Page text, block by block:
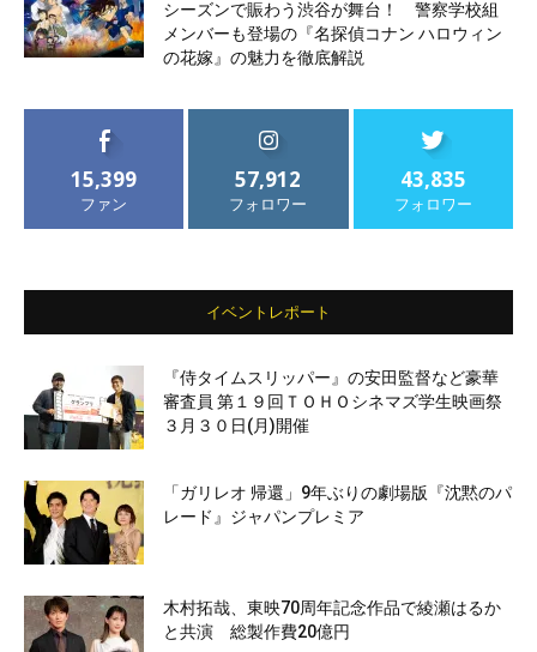
シーズンで賑わう渋谷が舞台！ 警察学校組
メンバーも登場の『名探偵コナン ハロウィン
の花嫁』の魅力を徹底解説
15,399
ファン
57,912
フォロワー
43,835
フォロワー
イベントレポート
『侍タイムスリッパー』の安田監督など豪華
審査員 第１９回ＴＯＨＯシネマズ学生映画祭
３月３０日(月)開催
「ガリレオ 帰還」9年ぶりの劇場版『沈黙のパ
レード』ジャパンプレミア
木村拓哉、東映70周年記念作品で綾瀬はるか
と共演 総製作費20億円